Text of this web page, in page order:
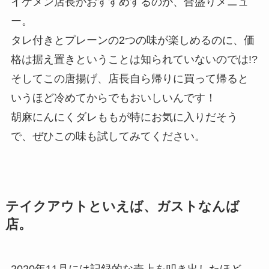
ー。
タレ付きとプレーンの2つの味が楽しめるのに、価
格は据え置きということは知られていないのでは!?
そしてこの唐揚げ、店長自ら帰りに買って帰ると
いうほど冷めてからでもおいしいんです！
胡麻にんにくダレももが特にお気に入りだそう
で、ぜひこの味も試してみてください。
テイクアウトといえば、ガストなんば
店。